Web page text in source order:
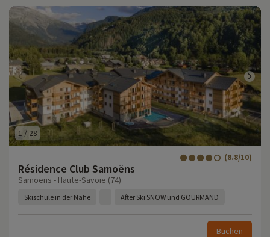
1 / 28
Résidence Club Samoëns
(8.8/10)
Samoëns - Haute-Savoie (74)
Skischule in der Nähe After Ski SNOW und GOURMAND
Buchen